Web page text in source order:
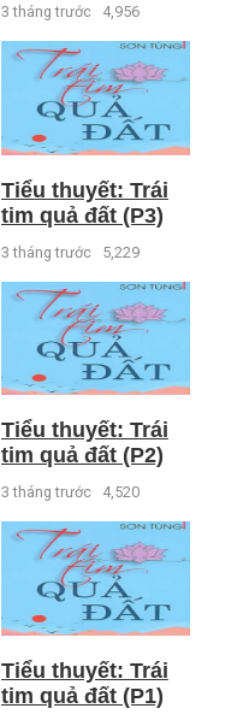
3 tháng trước 4,956
Tiểu thuyết: Trái
tim quả đất (P3)
3 tháng trước 5,229
Tiểu thuyết: Trái
tim quả đất (P2)
3 tháng trước 4,520
Tiểu thuyết: Trái
tim quả đất (P1)